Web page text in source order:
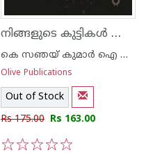
നിങ്ങളുടെ കുട്ടികൾ സുരക്ഷിതരാണോ
കെ സഞയ് കുമാര്‍ ഐ പി എസ്
Olive Publications
Out of Stock
Rs 175.00 Rs 163.00